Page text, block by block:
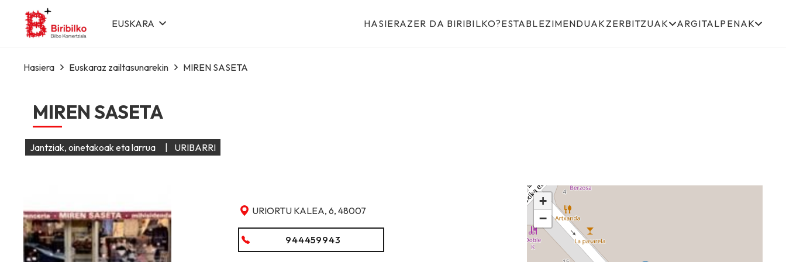
EUSKARA HASIERAZER DA BIRIBILKO?ESTABLEZIMENDUAKZERBITZUAK ARGITALPENAK
Hasiera Euskaraz zailtasunarekin MIREN SASETA
MIREN SASETA
Jantziak, oinetakoak eta larrua | URIBARRI
URIORTU KALEA, 6, 48007
944459943
+
−